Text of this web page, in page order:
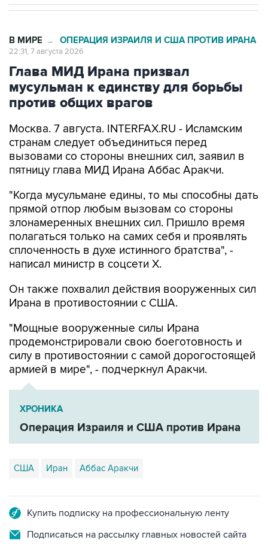
В МИРЕ → ОПЕРАЦИЯ ИЗРАИЛЯ И США ПРОТИВ ИРАНА
22:31, 7 августа 2026
Глава МИД Ирана призвал
мусульман к единству для борьбы
против общих врагов
Москва. 7 августа. INTERFAX.RU - Исламским
странам следует объединиться перед
вызовами со стороны внешних сил, заявил в
пятницу глава МИД Ирана Аббас Аракчи.
"Когда мусульмане едины, то мы способны дать
прямой отпор любым вызовам со стороны
злонамеренных внешних сил. Пришло время
полагаться только на самих себя и проявлять
сплоченность в духе истинного братства", -
написал министр в соцсети Х.
Он также похвалил действия вооруженных сил
Ирана в противостоянии с США.
"Мощные вооруженные силы Ирана
продемонстрировали свою боеготовность и
силу в противостоянии с самой дорогостоящей
армией в мире", - подчеркнул Аракчи.
ХРОНИКА
Операция Израиля и США против Ирана
США Иран Аббас Аракчи
Купить подписку на профессиональную ленту
Подписаться на рассылку главных новостей сайта